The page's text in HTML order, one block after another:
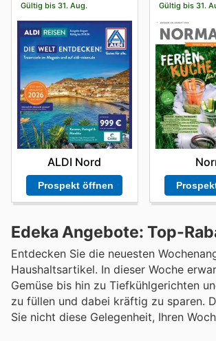
Gültig bis 31. Aug.
ALDI Nord
Prospekt öffnen
Gültig bis 31.
Edeka Angebote: Top-
Entdecken Sie die neuesten
Haushaltsartikel. In dieser Woche
Gemüse bis hin zu Tiefkühlgerichten
zu füllen und dabei kräftig zu sparen.
Sie nicht diese Gelegenheit, Ihren